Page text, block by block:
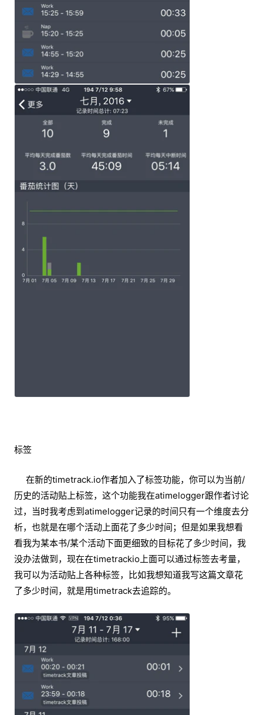
标签
在新的timetrack.io作者加入了标签功能，你可以为当前/
历史的活动贴上标签，这个功能我在atimelogger跟作者讨论
过，当时我考虑到atimelogger记录的时间只有一个维度去分
析，也就是在哪个活动上面花了多少时间；但是如果我想看
看我为某本书/某个活动下面更细致的目标花了多少时间，我
没办法做到，现在在timetrackio上面可以通过标签去考量，
我可以为活动贴上各种标签，比如我想知道我写这篇文章花
了多少时间，就是用timetrack去追踪的。